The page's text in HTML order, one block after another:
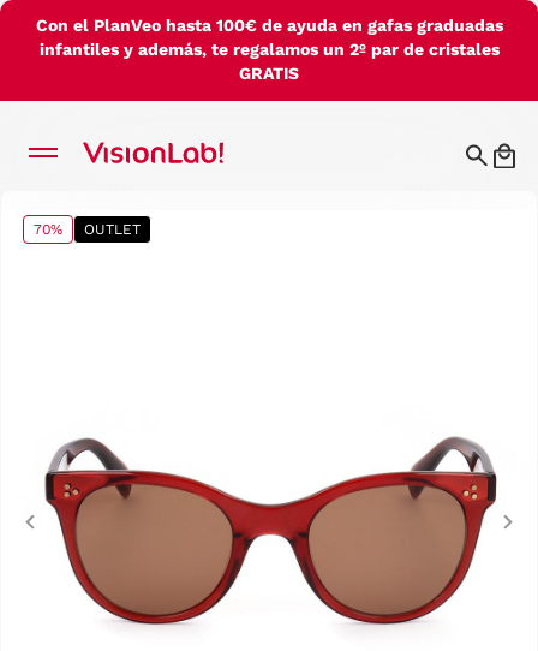
Con el PlanVeo hasta 100€ de ayuda en gafas graduadas
infantiles y además, te regalamos un 2º par de cristales
GRATIS
70% OUTLET
Previous